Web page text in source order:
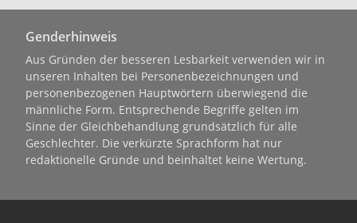
Genderhinweis
Aus Gründen der besseren Lesbarkeit verwenden wir in
unseren Inhalten bei Personenbezeichnungen und
personenbezogenen Hauptwörtern überwiegend die
männliche Form. Entsprechende Begriffe gelten im
Sinne der Gleichbehandlung grundsätzlich für alle
Geschlechter. Die verkürzte Sprachform hat nur
redaktionelle Gründe und beinhaltet keine Wertung.